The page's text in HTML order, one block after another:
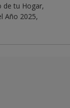
de tu Hogar,
Año 2025,